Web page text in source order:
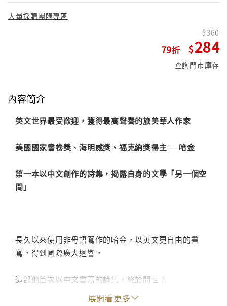
大量採購團購專區
79
360
284
查詢門市庫存
內容簡介
英文世界最受歡迎，獲得最高聲譽的旅美華人作家
美國國家書卷獎、海明威獎、福克納獎得主──哈金
第一本以中文創作的詩集，揭露自身的文學「另一個空
間」
長久以來使用非母語寫作的哈金，以英文更自由的書
寫，得到國際廣大迴響，
這部他首次以中文書寫的詩集，終於問世！
展開看更多